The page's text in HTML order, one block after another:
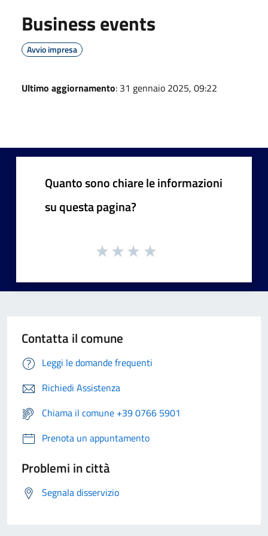
Business events
Avvio impresa
Ultimo aggiornamento: 31 gennaio 2025, 09:22
Quanto sono chiare le informazioni
su questa pagina?
Contatta il comune
Leggi le domande frequenti
Richiedi Assistenza
Chiama il comune +39 0766 5901
Prenota un appuntamento
Problemi in città
Segnala disservizio